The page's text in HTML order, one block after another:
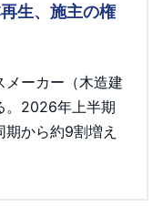
生、施主の権
メーカー（木造建
。2026年上半期
期から約9割増え